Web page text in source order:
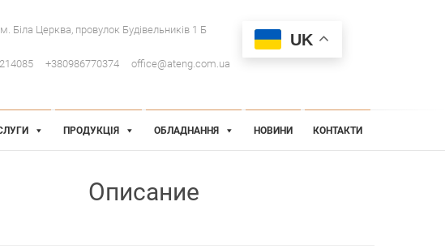
UK
Біла Церква, провулок Будівельників 1 Б
+380986770374 office@ateng.com.ua
ПРОДУКЦІЯ ОБЛАДНАННЯ НОВИНИ КОНТАКТИ
Описание